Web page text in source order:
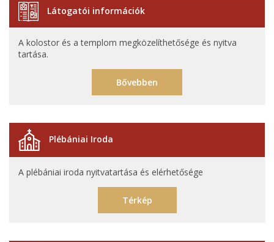
Látogatói információk
A kolostor és a templom megközelíthetősége és nyitva
tartása.
Bővebben
Plébániai Iroda
A plébániai iroda nyitvatartása és elérhetősége
Térkép